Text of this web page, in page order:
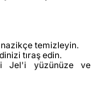
temizleyin.
tıraş edin.
Jel'i yüzünüze ve